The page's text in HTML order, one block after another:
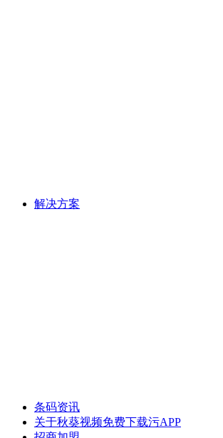
解决方案
条码资讯
关于秋葵视频免费下载污APP